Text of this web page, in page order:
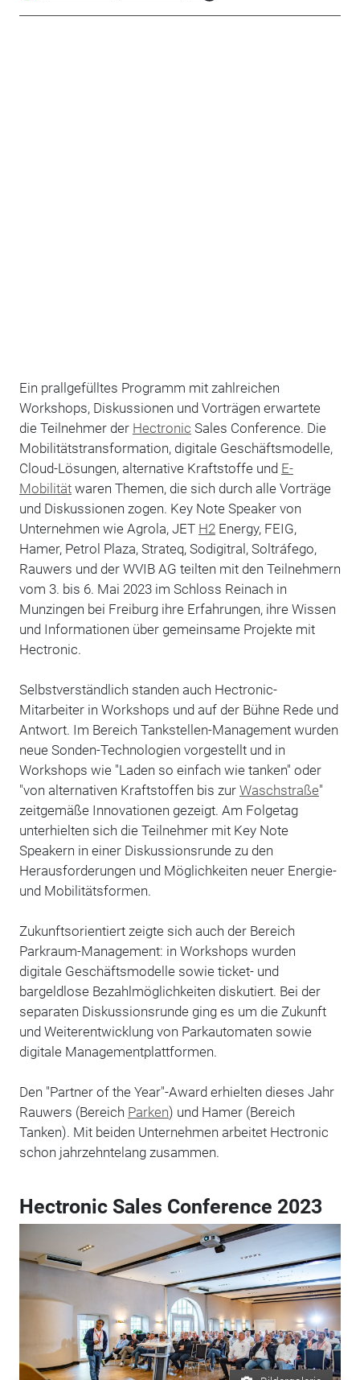
Ein prallgefülltes Programm mit zahlreichen
Workshops, Diskussionen und Vorträgen erwartete
die Teilnehmer der Hectronic Sales Conference. Die
Mobilitätstransformation, digitale Geschäftsmodelle,
Cloud-Lösungen, alternative Kraftstoffe und E-
Mobilitätwaren Themen, die sich durch alle Vorträge
und Diskussionen zogen. Key Note Speaker von
Unternehmen wie Agrola, JET H2 Energy, FEIG,
Hamer, Petrol Plaza, Strateq, Sodigitral, Soltráfego,
Rauwers und der WVIB AG teilten mit den Teilnehmern
vom 3. bis 6. Mai 2023 im Schloss Reinach in
Munzingen bei Freiburg ihre Erfahrungen, ihre Wissen
und Informationen über gemeinsame Projekte mit
Hectronic.
Selbstverständlich standen auch Hectronic-
Mitarbeiter in Workshops und auf der Bühne Rede und
Antwort. Im Bereich Tankstellen-Management wurden
neue Sonden-Technologien vorgestellt und in
Workshops wie "Laden so einfach wie tanken" oder
"von alternativen Kraftstoffen bis zur Waschstraße"
zeitgemäße Innovationen gezeigt. Am Folgetag
unterhielten sich die Teilnehmer mit Key Note
Speakern in einer Diskussionsrunde zu den
Herausforderungen und Möglichkeiten neuer Energie-
und Mobilitätsformen.
Zukunftsorientiert zeigte sich auch der Bereich
Parkraum-Management: in Workshops wurden
digitale Geschäftsmodelle sowie ticket- und
bargeldlose Bezahlmöglichkeiten diskutiert. Bei der
separaten Diskussionsrunde ging es um die Zukunft
und Weiterentwicklung von Parkautomaten sowie
digitale Managementplattformen.
Den "Partner of the Year"-Award erhielten dieses Jahr
Rauwers (Bereich Parken) und Hamer (Bereich
Tanken). Mit beiden Unternehmen arbeitet Hectronic
schon jahrzehntelang zusammen.
Hectronic Sales Conference 2023